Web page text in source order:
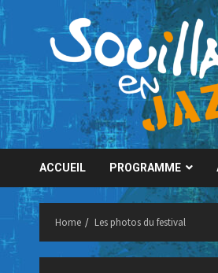
Skip
to
content
ACCUEIL PROGRAMME
Home Les photos du festival